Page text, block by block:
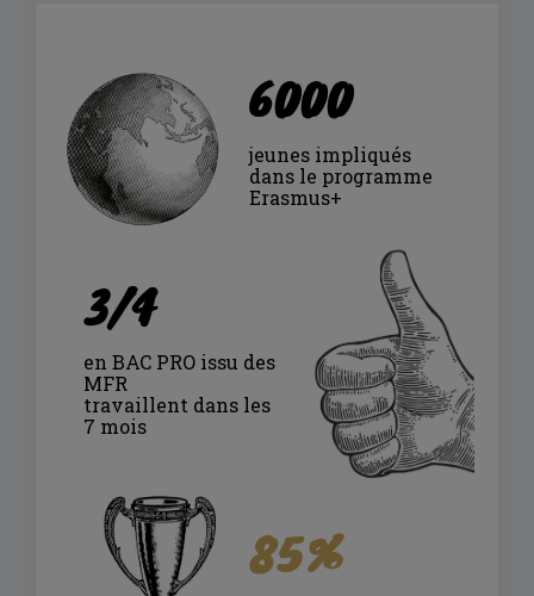
6000
jeunes impliqués
dans le programme
Erasmus+
85%
3/4
en BAC PRO issu des
MFR
travaillent dans les
7 mois